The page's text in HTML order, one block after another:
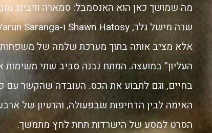
מה שמושך כאן הוא האנסמבל: סמארה וויבינג
אלא מציב אותה בתוך מערכת שלמה של משפחות
העליון” במועצה. המתח נבנה סביב שתי משימות
בחיים, וגם לתבוע את הכס. העובדה שהקשר עם
האימה לבין הדחיפות שבפעולה, והרעיון של
הסרט למסע של הישרדות תחת לחץ מתמשך.